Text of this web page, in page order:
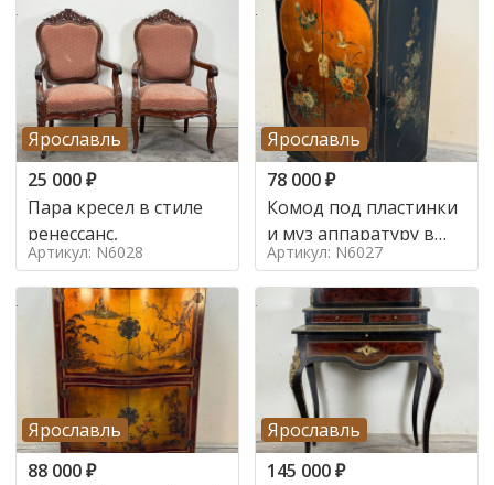
Ярославль
25 000₽
Пара кресел в стиле
ренессанс,
Артикул: N6028
Ярославль
78 000₽
Комод под пластинки
и муз аппаратуру в
стиле шинуазри,
Артикул: N6027
Ярославль
88 000₽
Ярославль
145 000₽